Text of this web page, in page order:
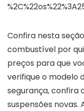
Confira nesta
combustível por
preços para que
verifique o modelo
segurança, confira
suspensões novas.